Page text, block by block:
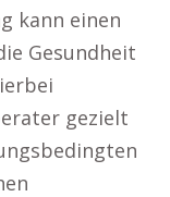
kann einen
Gesundheit
gezielt